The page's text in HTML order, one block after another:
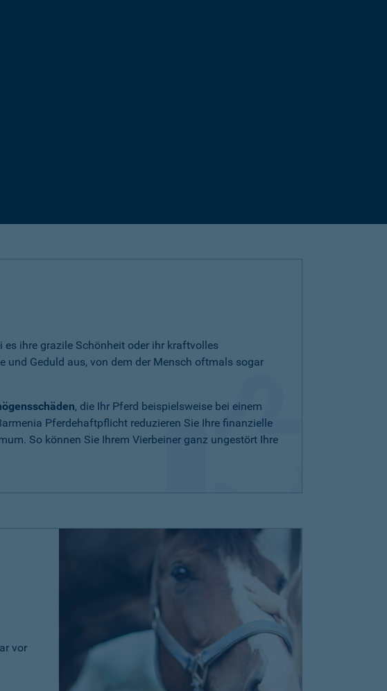
es ihre grazile Schönheit oder ihr kraftvolles
und Geduld aus, von dem der Mensch oftmals sogar
, die Ihr Pferd beispielsweise bei einem
Pferdehaftpflicht reduzieren Sie Ihre finanzielle
So können Sie Ihrem Vierbeiner ganz ungestört Ihre
vor